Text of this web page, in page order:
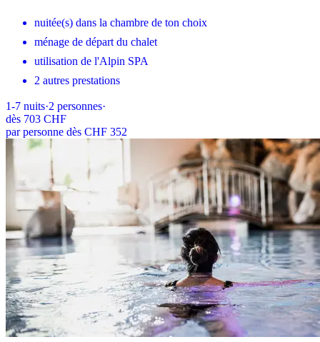
nuitée(s) dans la chambre de ton choix
ménage de départ du chalet
utilisation de l'Alpin SPA
2 autres prestations
1-7 nuits·2 personnes·
dès 703 CHF
par personne dès CHF 352